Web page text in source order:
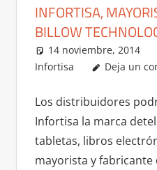
INFORTISA,
BILLOW
14 noviembre, 2014
Infortisa
Deja un
Los distribuidores
Infortisa la marca
tabletas, libros
mayorista y fabricante